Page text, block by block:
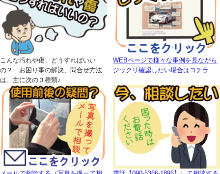
こんな汚れや傷、どうすればいい
の？ お困り事の解決、問合せ方法
は、主に次の３種類♪
WEBページで様々な事例を見ながら
ジックリ確認したい場合はコチラ